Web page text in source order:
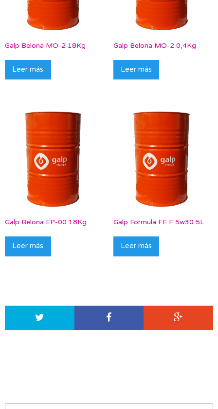
Galp Belona MO-2 18Kg
Leer más
Galp Belona MO-2 0,4Kg
Leer más
Galp Belona EP-00 18Kg
Leer más
Galp Formula FE F 5w30 5L
Leer más